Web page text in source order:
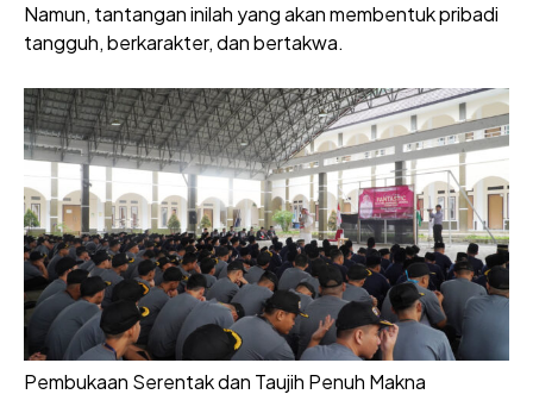
Namun, tantangan inilah yang akan membentuk pribadi
tangguh, berkarakter, dan bertakwa.
Pembukaan Serentak dan Taujih Penuh Makna